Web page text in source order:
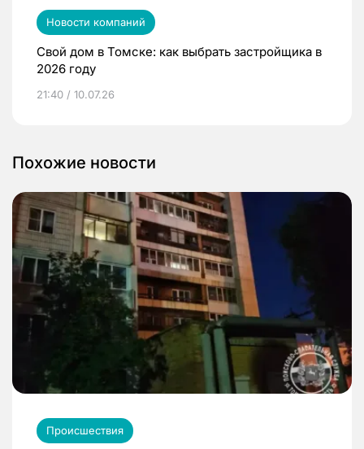
Новости компаний
Свой дом в Томске: как выбрать застройщика в
2026 году
21:40 / 10.07.26
Похожие новости
Происшествия